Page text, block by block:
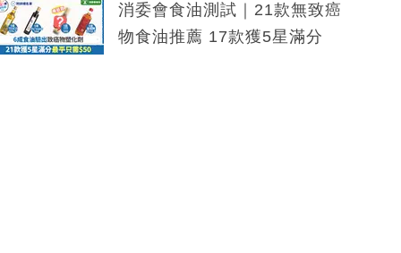
消委會食油測試｜21款無致癌
物食油推薦 17款獲5星滿分